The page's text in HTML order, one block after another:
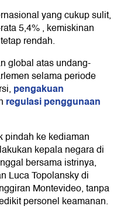
yang cukup sulit,
5,4% , kemiskinan
rendah.
global atas undang-
selama periode
pengakuan
regulasi penggunaan
pindah ke kediaman
kepala negara di
bersama istrinya,
Luca Topolansky di
Montevideo, tanpa
personel keamanan.